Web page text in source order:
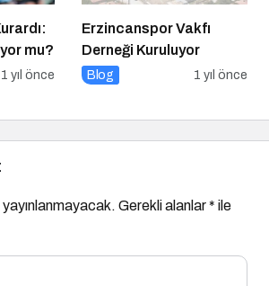
mu?
1 yıl önce
Erzincanspor Vakfı
Derneği Kuruluyor
Blog 1 yıl önce
Gerekli alanlar* ile